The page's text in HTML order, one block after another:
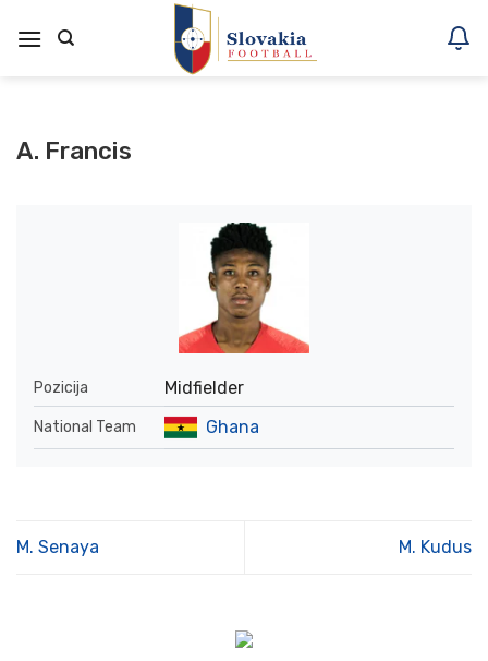
na
A. Francis
Pozicija Midfielder
National Team Ghana
M. Senaya M. Kudus